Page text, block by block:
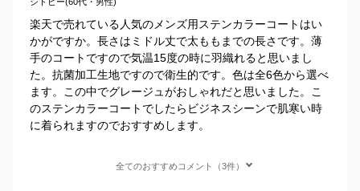
楽天で売れている人気のメンズ用ステンカラーコートはい
かがですか。長さはミドル丈で太ももまでの長さです。薄
手のコートですので気温15度の時に羽織れると思いまし
た。抗菌加工生地ですので衛生的です。色は全6色から選べ
ます。この中でグレージュがおしゃれだと思いました。こ
のステンカラーコートでしたらビジネスシーンで肌寒い時
に着られますのでおすすめします。
全てのおすすめコメント（3件）